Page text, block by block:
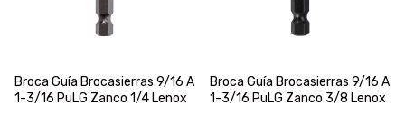
Broca Guía Brocasierras 9/16 A
1-3/16 PuLG Zanco 1/4 Lenox
Broca Guía Brocasierras 9/16 A
1-3/16 PuLG Zanco 3/8 Lenox